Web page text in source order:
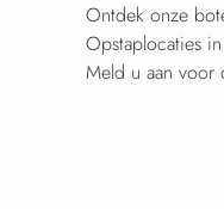
Ontdek onze
Opstaplocaties
Meld u aan voor